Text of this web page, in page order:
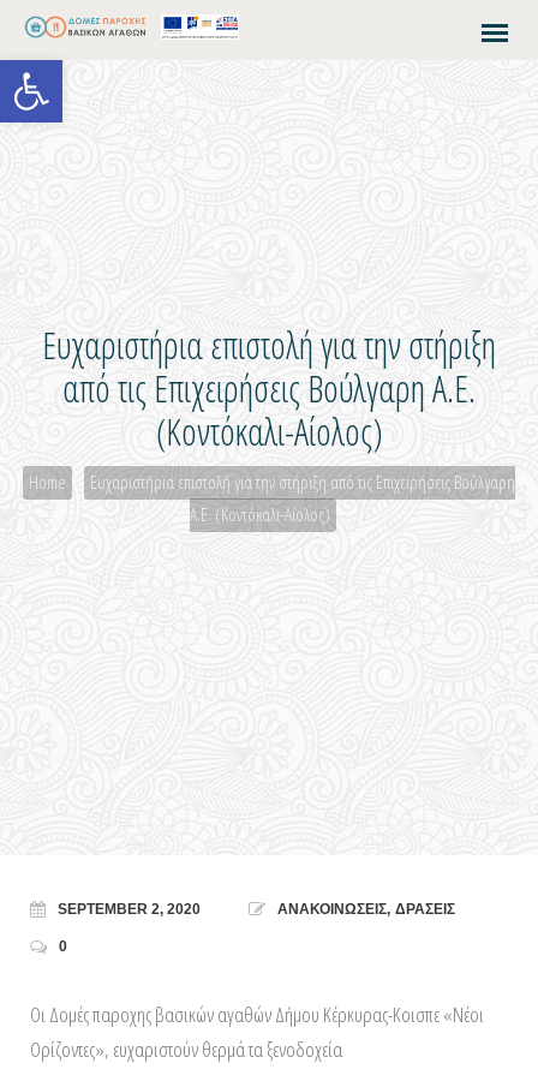
Open toolbar
Ευχαριστήρια επιστολή για την στήριξη
από τις Επιχειρήσεις Βούλγαρη Α.Ε.
(Κοντόκαλι-Αίολος)
Home
Ευχαριστήρια επιστολή για την στήριξη από τις Επιχειρήσεις Βούλγαρη
Α.Ε. (Κοντόκαλι-Αίολος)
SEPTEMBER 2, 2020 ΑΝΑΚΟΙΝΩΣΕΙΣ, ΔΡΑΣΕΙΣ
0
Οι Δομές παροχης βασικών αγαθών Δήμου Κέρκυρας-Κοισπε «Νέοι
Ορίζοντες», ευχαριστούν θερμά τα ξενοδοχεία